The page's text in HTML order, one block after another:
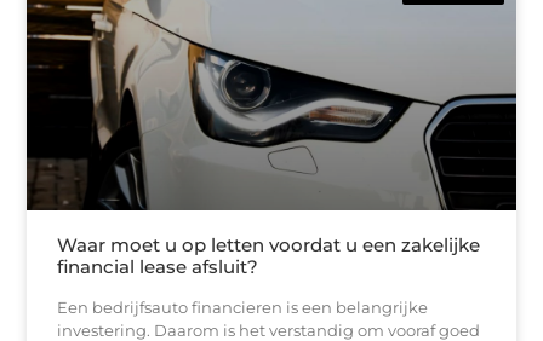
Waar moet u op letten voordat u een zakelijke
financial lease afsluit?
Een bedrijfsauto financieren is een belangrijke
investering. Daarom is het verstandig om vooraf goed